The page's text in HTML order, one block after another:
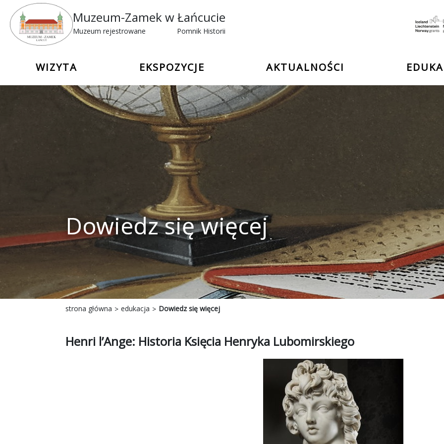
Muzeum-Zamek w Łańcucie
Muzeum rejestrowane Pomnik Historii
WIZYTA EKSPOZYCJE AKTUALNOŚCI
Dowiedz się więcej
strona główna edukacja Dowiedz się więcej
Henri l’Ange: Historia Księcia Henryka Lubomirskiego